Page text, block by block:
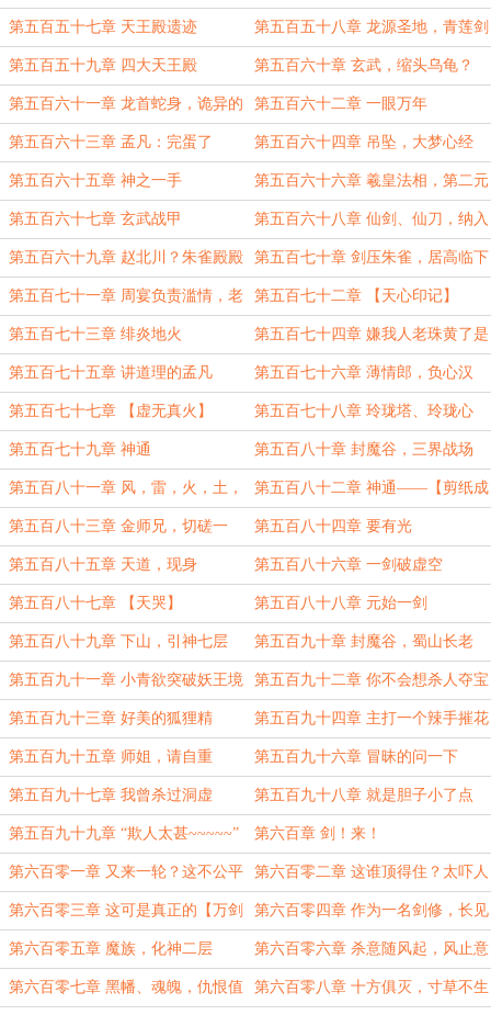
端 师兄？
第五百五十七章 天王殿遗迹 第五百五十八章 龙源圣地，青莲剑
宗
第五百五十九章 四大天王殿 第五百六十章 玄武，缩头乌龟？
第五百六十一章 龙首蛇身，诡异的
雕像
第五百六十二章 一眼万年
第五百六十三章 孟凡：完蛋了 第五百六十四章 吊坠，大梦心经
第五百六十五章 神之一手 第五百六十六章 羲皇法相，第二元
神
第五百六十七章 玄武战甲 第五百六十八章 仙剑、仙刀，纳入
囊中
第五百六十九章 赵北川？朱雀殿殿
主？
第五百七十章 剑压朱雀，居高临下
的逼迫
第五百七十一章 周宴负责滥情，老
子负责无情
第五百七十二章 【天心印记】
第五百七十三章 绯炎地火 第五百七十四章 嫌我人老珠黄了是
吧？
第五百七十五章 讲道理的孟凡 第五百七十六章 薄情郎，负心汉
第五百七十七章 【虚无真火】 第五百七十八章 玲珑塔、玲珑心
第五百七十九章 神通 第五百八十章 封魔谷，三界战场
第五百八十一章 风，雷，火，土，
妖，魔
第五百八十二章 神通——【剪纸成
人】
第五百八十三章 金师兄，切磋一
下？
第五百八十四章 要有光
第五百八十五章 天道，现身 第五百八十六章 一剑破虚空
第五百八十七章 【天哭】 第五百八十八章 元始一剑
第五百八十九章 下山，引神七层 第五百九十章 封魔谷，蜀山长老
第五百九十一章 小青欲突破妖王境 第五百九十二章 你不会想杀人夺宝
吧
第五百九十三章 好美的狐狸精 第五百九十四章 主打一个辣手摧花
第五百九十五章 师姐，请自重 第五百九十六章 冒昧的问一下
第五百九十七章 我曾杀过洞虚 第五百九十八章 就是胆子小了点
第五百九十九章 “欺人太甚~~~~~” 第六百章 剑！来！
第六百零一章 又来一轮？这不公平 第六百零二章 这谁顶得住？太吓人
了
第六百零三章 这可是真正的【万剑
归宗】
第六百零四章 作为一名剑修，长见
识了
第六百零五章 魔族，化神二层 第六百零六章 杀意随风起，风止意
难平
第六百零七章 黑幡、魂魄，仇恨值 第六百零八章 十方俱灭，寸草不生